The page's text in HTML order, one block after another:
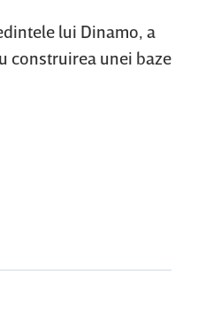
lui Dinamo, a
construirea unei baze